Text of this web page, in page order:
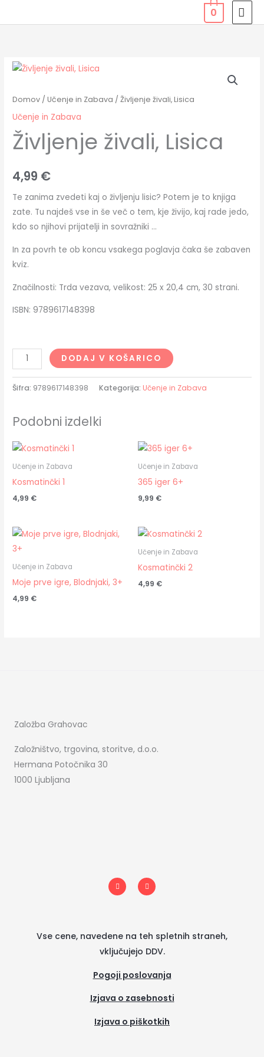
to
0
Domov /Učenje in Zabava / Življenje živali, Lisica
Učenje in Zabava
Življenje živali, Lisica
4,99 €
Te zanima zvedeti kaj o življenju lisic? Potem je to knjiga
zate. Tu najdeš vse in še več o tem, kje živijo, kaj rade jedo,
kdo so njihovi prijatelji in sovražniki …
In za povrh te ob koncu vsakega poglavja čaka še zabaven
kviz.
Značilnosti: Trda vezava, velikost: 25 x 20,4 cm, 30 strani.
ISBN: 9789617148398
Življenje
Lisica
količina
DODAJ V KOŠARICO
Šifra: 9789617148398 Kategorija: Učenje in Zabava
Podobni izdelki
Učenje in Zabava
Kosmatinčki 1
4,99 €
Učenje in Zabava
365 iger 6+
9,99 €
Učenje in Zabava
Moje prve igre, Blodnjaki, 3+
4,99 €
Učenje in Zabava
Kosmatinčki 2
4,99 €
Založba Grahovac
Založništvo, trgovina, storitve, d.o.o.
Hermana Potočnika 30
1000 Ljubljana
n
s
t
a
c
e
-
f
Vse cene, navedene na teh spletnih straneh,
vključujejo DDV.
Pogoji poslovanja
Izjava o zasebnosti
Izjava o piškotkih